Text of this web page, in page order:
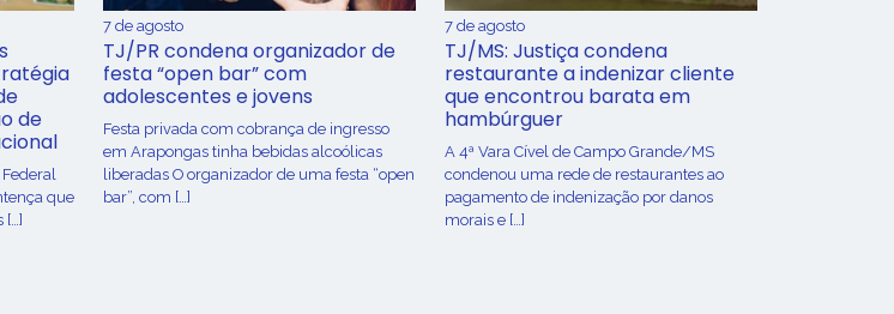
de
que
[…]
7 de agosto
TJ/PR condena organizador de
festa “open bar” com
adolescentes e jovens
Festa privada com cobrança de ingresso
em Arapongas tinha bebidas alcoólicas
liberadas O organizador de uma festa “open
bar”, com […]
7 de agosto
TJ/MS: Justiça condena
restaurante a indenizar cliente
que encontrou barata em
hambúrguer
A 4ª Vara Cível de Campo Grande/MS
condenou uma rede de restaurantes ao
pagamento de indenização por danos
morais e […]